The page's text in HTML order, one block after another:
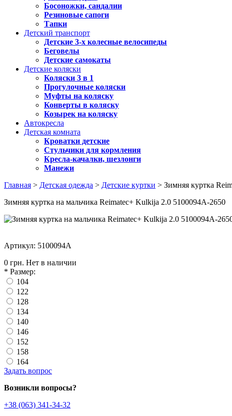
Босоножки, сандалии
Резиновые сапоги
Тапки
Детский транспорт
Детские 3-х колесные велосипеды
Беговелы
Детские самокаты
Детские коляски
Коляски 3 в 1
Прогулочные коляски
Муфты на коляску
Конверты в коляску
Козырек на коляску
Автокресла
Детская комната
Кроватки детские
Стульчики для кормления
Кресла-качалки, шезлонги
Манежи
Главная > Детская одежда > Детские куртки > Зимняя куртка
Зимняя куртка на мальчика Reimatec+ Kulkija 2.0 5100094A-2650
Артикул: 5100094A
0 грн. Нет в наличии
* Размер:
104
122
128
134
140
146
152
158
164
Задать вопрос
Возникли вопросы?
+38 (063) 341-34-32